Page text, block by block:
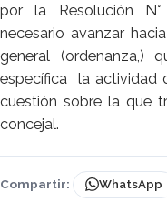
por la Resolución N°
necesario avanzar
general (ordenanza,)
específica la actividad
cuestión sobre la que
concejal.
Compartir: WhatsApp